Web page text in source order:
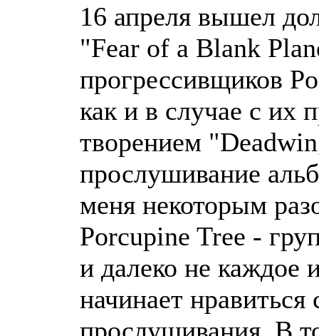
16 апреля вышел
"Fear of a Blank
прогрессивщиков
как и в случае с их
творением
прослушивание
меня некоторым
Porcupine Tree -
и далеко не каждое
начинает нравиться